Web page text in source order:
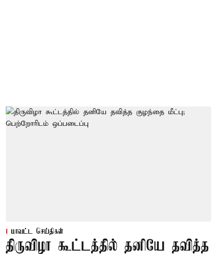
மாவட்ட செய்திகள்
திருவிழா கூட்டத்தில் தனியே தவித்த